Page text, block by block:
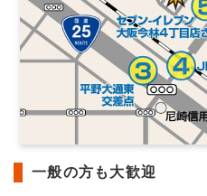
一般の方も大歓迎